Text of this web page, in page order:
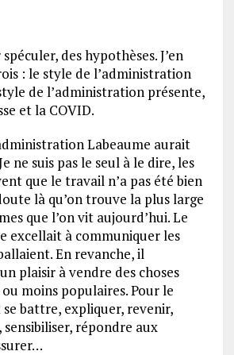
des hypothèses. J’en
: le style de l’administration
de l’administration présente,
et la COVID.
Labeaume aurait
ne suis pas le seul à le dire, les
que le travail n’a pas été bien
là qu’on trouve la plus large
que l’on vit aujourd’hui. Le
excellait à communiquer les
En revanche, il
plaisir à vendre des choses
moins populaires. Pour le
battre, expliquer, revenir,
répondre aux